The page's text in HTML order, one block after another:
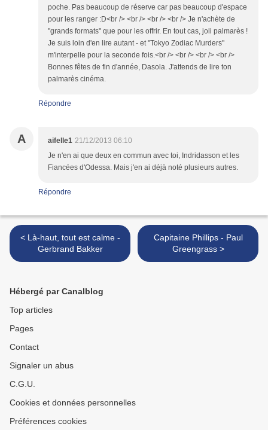
poche. Pas beaucoup de réserve car pas beaucoup d'espace
pour les ranger :D<br /> <br /> <br /> <br /> Je n'achète de
"grands formats" que pour les offrir. En tout cas, joli palmarès !
Je suis loin d'en lire autant - et "Tokyo Zodiac Murders"
m'interpelle pour la seconde fois.<br /> <br /> <br /> <br />
Bonnes fêtes de fin d'année, Dasola. J'attends de lire ton
palmarès cinéma.
Répondre
A aifelle1 21/12/2013 06:10
Je n'en ai que deux en commun avec toi, Indridasson et les
Fiancées d'Odessa. Mais j'en ai déjà noté plusieurs autres.
Répondre
< Là-haut, tout est calme -
Gerbrand Bakker
Capitaine Phillips - Paul
Greengrass >
Hébergé par Canalblog
Top articles
Pages
Contact
Signaler un abus
C.G.U.
Cookies et données personnelles
Préférences cookies